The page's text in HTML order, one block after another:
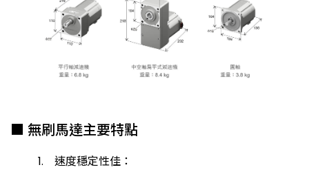
■ 無刷馬達主要特點
1. 速度穩定性佳：